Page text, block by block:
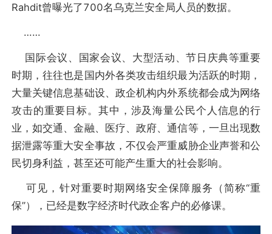
Rahdit曾曝光了700名乌克兰安全局人员的数据。
……
国际会议、国家会议、大型活动、节日庆典等重要
时期，往往也是国内外各类攻击组织最为活跃的时期，
大量关键信息基础设、政企机构内外系统都会成为网络
攻击的重要目标。其中，涉及海量公民个人信息的行
业，如交通、金融、医疗、政府、通信等，一旦出现数
据泄露等重大安全事故，不仅会严重威胁企业声誉和公
民切身利益，甚至还可能产生重大的社会影响。
可见，针对重要时期网络安全保障服务（简称“重
保”），已经是数字经济时代政企客户的必修课。